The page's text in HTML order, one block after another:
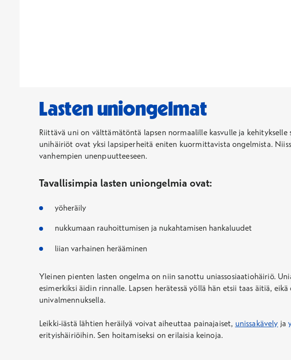
Lasten uniongelmat
Riittävä uni on välttämätöntä lapsen normaalille kasvulle ja kehitykselle
unihäiriöt ovat yksi lapsiperheitä eniten kuormittavista ongelmista.
vanhempien unenpuutteeseen.
Tavallisimpia lasten uniongelmia ovat:
yöheräily
nukkumaan rauhoittumisen ja nukahtamisen hankaluudet
liian varhainen herääminen
Yleinen pienten lasten ongelma on niin sanottu uniassosiaatiohäiriö.
esimerkiksi äidin rinnalle. Lapsen herätessä yöllä hän etsii taas äitiä,
univalmennuksella.
Leikki-iästä lähtien heräilyä voivat aiheuttaa painajaiset, unissakävely ja
erityishäiriöihin. Sen hoitamiseksi on erilaisia keinoja.